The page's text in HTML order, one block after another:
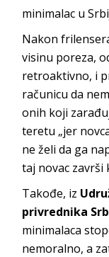
minimalac u
Nakon
visinu poreza,
retroaktivno, i
računicu da
onih koji
teretu „jer
ne želi da ga
taj novac završi
Takođe, iz
privrednika
minimalaca
nemoralno, a